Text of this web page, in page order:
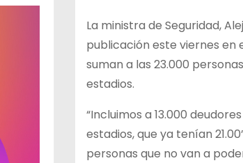
La ministra de Seguridad,
publicación este viernes en
suman a las 23.000
estadios.
“Incluimos a 13.000
estadios, que ya tenían
personas que no van a